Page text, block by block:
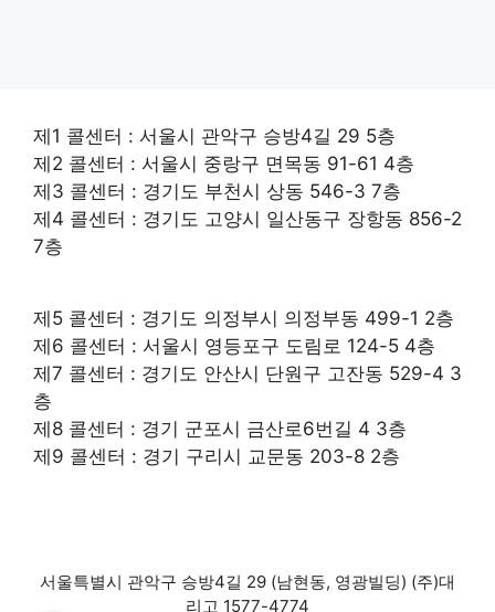
제1 콜센터 : 서울시 관악구 승방4길 29 5층
제2 콜센터 : 서울시 중랑구 면목동 91-61 4층
제3 콜센터 : 경기도 부천시 상동 546-3 7층
제4 콜센터 : 경기도 고양시 일산동구 장항동 856-2
7층
제5 콜센터 : 경기도 의정부시 의정부동 499-1 2층
제6 콜센터 : 서울시 영등포구 도림로 124-5 4층
제7 콜센터 : 경기도 안산시 단원구 고잔동 529-4 3
층
제8 콜센터 : 경기 군포시 금산로6번길 4 3층
제9 콜센터 : 경기 구리시 교문동 203-8 2층
서울특별시 관악구 승방4길 29 (남현동, 영광빌딩) (주)대
리고 1577-4774